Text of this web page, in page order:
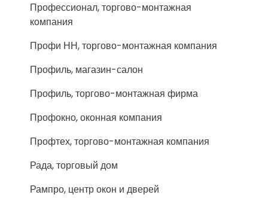
Профессионал, торгово-монтажная
компания
Профи НН, торгово-монтажная компания
Профиль, магазин-салон
Профиль, торгово-монтажная фирма
Профокно, оконная компания
Профтех, торгово-монтажная компания
Рада, торговый дом
Рампро, центр окон и дверей